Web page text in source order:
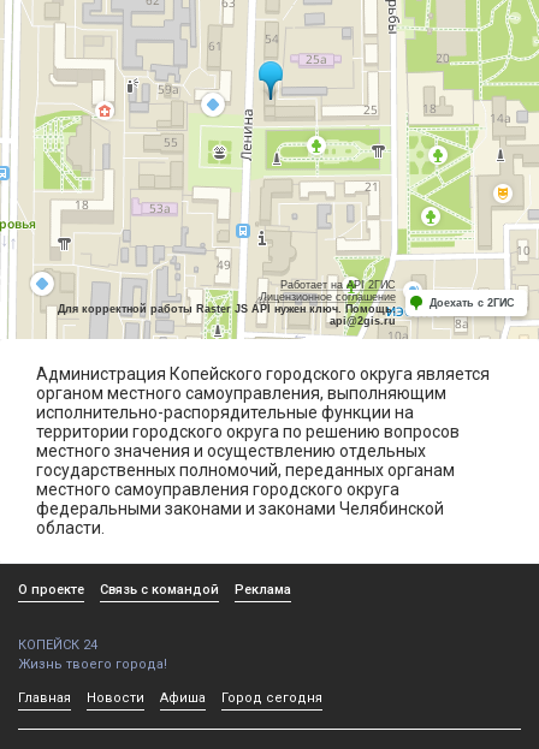
Работает на API 2ГИС
Лицензионное соглашение
Для корректной работы Raster JS API нужен ключ. Помощь:
api@2gis.ru
Доехать с 2ГИС
Администрация Копейского городского округа является
органом местного самоуправления, выполняющим
исполнительно-распорядительные функции на
территории городского округа по решению вопросов
местного значения и осуществлению отдельных
государственных полномочий, переданных органам
местного самоуправления городского округа
федеральными законами и законами Челябинской
области.
О проекте Связь с командой Реклама
КОПЕЙСК 24
Жизнь твоего города!
Главная Новости Афиша Город сегодня